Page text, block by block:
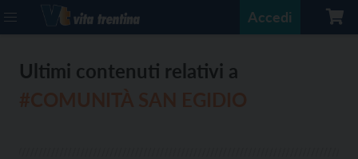
Accedi
Ultimi contenuti relativi a